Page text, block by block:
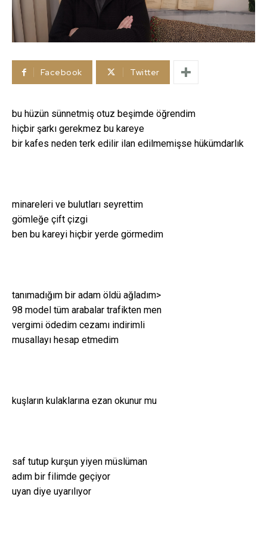
Facebook Twitter
bu hüzün sünnetmiş otuz beşimde öğrendim
hiçbir şarkı gerekmez bu kareye
bir kafes neden terk edilir ilan edilmemişse hükümdarlık
minareleri ve bulutları seyrettim
gömleğe çift çizgi
ben bu kareyi hiçbir yerde görmedim
tanımadığım bir adam öldü ağladım>
98 model tüm arabalar trafikten men
vergimi ödedim cezamı indirimli
musallayı hesap etmedim
kuşların kulaklarına ezan okunur mu
saf tutup kurşun yiyen müslüman
adım bir filimde geçiyor
uyan diye uyarılıyor